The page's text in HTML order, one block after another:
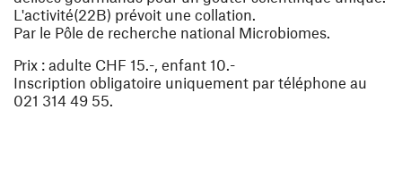
L'activité(22B) prévoit une collation.
Par le Pôle de recherche national Microbiomes.
Prix : adulte CHF 15.-, enfant 10.-
Inscription obligatoire uniquement par téléphone au
021 314 49 55.